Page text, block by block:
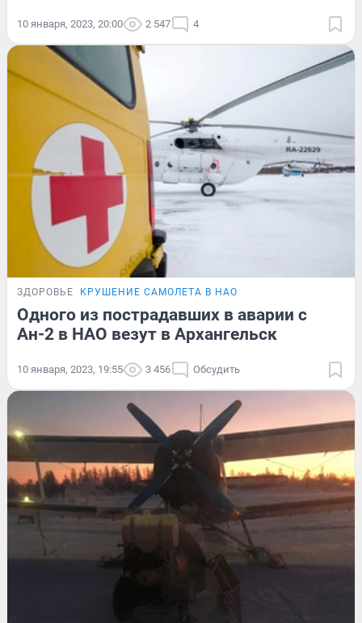
10 января, 2023, 20:00 2 547 4
ЗДОРОВЬЕ КРУШЕНИЕ САМОЛЕТА В НАО
Одного из пострадавших в аварии с
Ан-2 в НАО везут в Архангельск
10 января, 2023, 19:55 3 456 Обсудить